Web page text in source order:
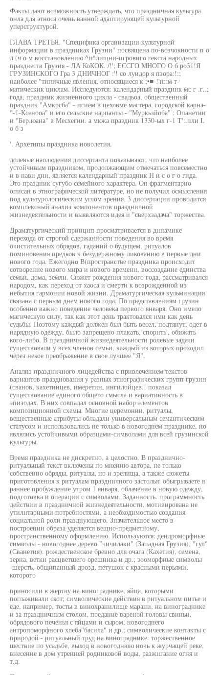
Факты дают возможность утверждать, что праздничная культура
онла для этноса очень ванной адаптирующей культурной
уперструктурой.
ГЛАВА ТРЕТЬЯ. "Специфика организации культурной
информации в праздниках Грузии" посвящена по-возчокности п о
л (ч о м восстановлению ^п^лищни-игровиго гекста народных
празднеств Грузия - ЛА КоКОК. /!'; ЕССГО МНОГО О б ро31!Я
ГРУЗИНСКОГО Гра 3 ДНИЧНОГ :'! со луидор я пзора:!:;
наиболее "типичные явления, относящиеся к ;•■-!'н::м т-
матическик циклам. Исследуются: календарный праздник мс г .г..;
года, праздник жизненного цикла - свадьоа, общественный
праздник "Амкрсба" - псием в цеховме мастера, городской карна-
"-1-Ксенооа" и его сельские нарпанты - "Муркьзйоба" : Опанетии
и "Бер.юана" в Месхегии. а мкжа праздник 1330-ых г-1 Т':.пли I.
о б з
'. Архетипы праздника новолетия.
долевые наолюдения диссертанта показывают. что наиболее
устойчивым праздником, продолжающим отмечаться повсеместно
и в нави дни, является календарный праздник Н и с о г о гида.
Это праздник сугубо семейного характера. Он фрагментарно
описан в этнографической литературе, но не получил осмысления
под культурологическим углом зрения. 3 диссертации проводится
комплексный анализ компонентов праздничной
жизнедеятельности и выявляются идея и "сверхзадача" торжества.
Драматургический принцип просматривается в динамике
перехода от строгой сдержанности поведения во время
очистительных обрядов, гаданий о будущем, ритуалов
поминовения предков к безудержному ликованию в первые дни
нового года. Ежегодно В(пространстве праздника происходит
сотворение нового мира и нового времени, воссоздание единства
семьи, дома, земли. Сюжет рождения нового года, рассматривался
народом, как переход от хаоса и смерти к возрожденной из
небытия гармонии новой жизни. Драматургическая кульминация
связана с первым днем нового года. По представлениям грузин
особенно важно поведение человека первого января. Оно имело
магическую силу, так как этот день трактовался ими как день
судьбы. Поэтому каждый должен был быть весел, подтянут, одет в
нарядную одежду, было запрещено плакать, спорить', обижать
кого-либо. В праздничной жизнедеятельности ролевые задачи
существовали у всех членов семьи, каждый из которых проходил
через некое преображение в свое лучшее "Я".
Анализ праздничного лицедейства с привлечением текстов
вариантов празднования у разных этнографических групп грузин
(сванов, кахетинцев, имеретин, ингилойцев.! показал
существование единого общего смысла и вариативность в
эпизодах. В них совпадал основной набор элементов
композиционной схемы. Многие церемонии, ритуалы,
вещественные атрибуты обладали универсальным семантическим
статусом и использовались не только в новогоднем празднике, но
являлись устойчивыми образцами-символами для всей грузинской
культуры.
Время праздника не дискретно, а целостно. В празднично-
ритуальный текст включены по мнению автора, не только
собственно обряды, ритуалы, но и зрелища, а также сюжеты
приготовления к ритуалам праздничного застолья: обыгрываете я
раннее пробуждение утром 1 января, облачение в новую одежду,
подготовка и операции с символами. Заданность. программность
действии в праздничной жизнедеятельности, мотивирована не
утилитарными потребностями, а необходимостью создания
социальной роли празднующего. Значительное место в
построении образа уделяется вещно-предметному,
пространственному оформлению. Используются: дендроморфные
символы - новогоднее дерево "чичилаки" (Западная Грузия), "гул"
(Сванетия). рождественское бревно для очага (Кахетия), семена,
зерна, ветки расцветшего орешника и др.; зооморфные символы
-шерсть, общипанный дрозд, петушок с красными перьями,
которого
приносили в жертву на винограднике, яйца, которыми
поглаживали скот; символические действия в ритуальном питье и
еде, например, тосты в винохранилище марани, на винограднике
и за праздничным столом, поедание вареной головы свиньи,
обрядового печенья с яйцами и сыром, новогоднего
антропоморфного хлеба"басила" и др.; символические контакты с
природой - ритуальный труд на винограднике. торжественное
шествие по усадьбе, выход в новогоднюю ночь к журчащей реке,
внесение в дом утренней родниковой воды, разжигание огня и
т.д.